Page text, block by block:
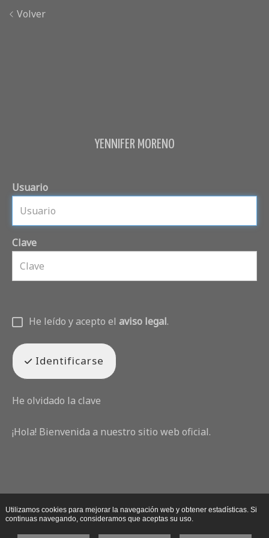
Volver
YENNIFER MORENO
Usuario
Clave
He leído y acepto el aviso legal.
Identificarse
He olvidado la clave
¡Hola! Bienvenida a nuestro sitio web oficial.
Utilizamos cookies para mejorar la navegación web y obtener estadísticas. Si
continuas navegando, consideramos que aceptas su uso.